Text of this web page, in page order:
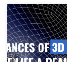
Медицина,
отраслях
учёных,
начала ХХI